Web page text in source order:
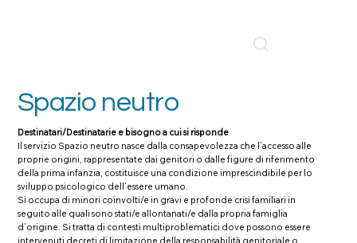
Spazio neutro
Destinatari/Destinatarie e bisogno a cui si risponde
Il servizio Spazio neutro nasce dalla consapevolezza che l’accesso alle
proprie origini, rappresentate dai genitori o dalle figure di riferimento
della prima infanzia, costituisce una condizione imprescindibile per lo
sviluppo psicologico dell’essere umano.
Si occupa di minori coinvolti/e in gravi e profonde crisi familiari in
seguito alle quali sono stati/e allontanati/e dalla propria famiglia
d’origine. Si tratta di contesti multiproblematici dove possono essere
intervenuti decreti di limitazione della responsabilità genitoriale o